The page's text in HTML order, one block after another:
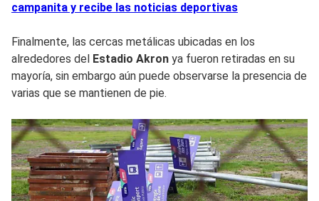
campanita y recibe las noticias deportivas
Finalmente, las cercas metálicas ubicadas en los
alrededores del
Estadio Akron ya fueron retiradas en su
mayoría, sin embargo aún puede observarse la presencia de
varias que se mantienen de pie.